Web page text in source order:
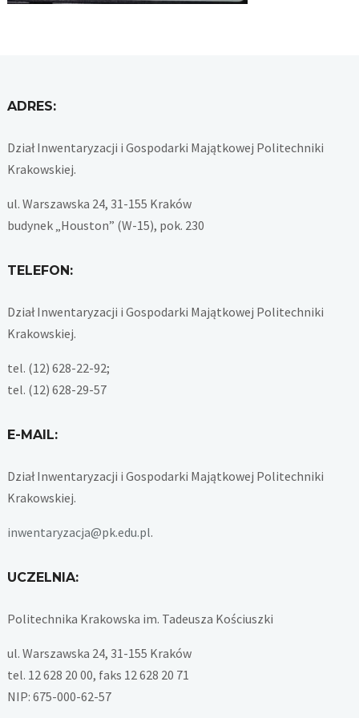
ADRES:
Dział Inwentaryzacji i Gospodarki Majątkowej Politechniki
Krakowskiej.
ul. Warszawska 24, 31-155 Kraków
budynek „Houston” (W-15), pok. 230
TELEFON:
Dział Inwentaryzacji i Gospodarki Majątkowej Politechniki
Krakowskiej.
tel. (12) 628-22-92;
tel. (12) 628-29-57
E-MAIL:
Dział Inwentaryzacji i Gospodarki Majątkowej Politechniki
Krakowskiej.
inwentaryzacja@pk.edu.pl.
UCZELNIA:
Politechnika Krakowska im. Tadeusza Kościuszki
ul. Warszawska 24, 31-155 Kraków
tel. 12 628 20 00, faks 12 628 20 71
NIP: 675-000-62-57